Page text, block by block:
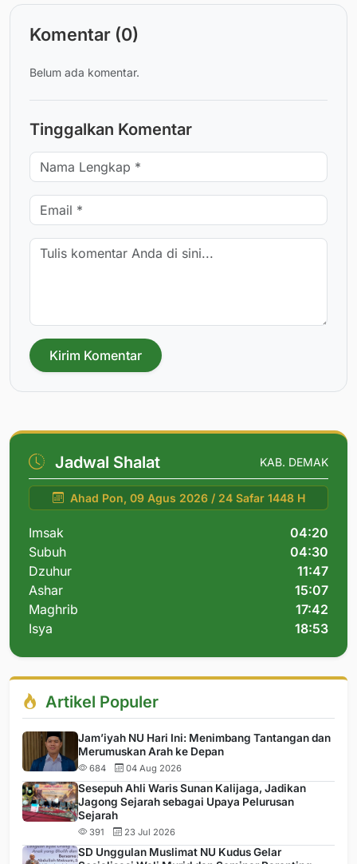
Komentar (0)
Belum ada komentar.
Tinggalkan Komentar
Kirim Komentar
Jadwal Shalat KAB. DEMAK
Ahad Pon, 09 Agus 2026 / 24 Safar 1448 H
Imsak
04:20
Subuh
04:30
Dzuhur
11:47
Ashar
15:07
Maghrib
17:42
Isya
18:53
Artikel Populer
Jam’iyah NU Hari Ini: Menimbang Tantangan dan
Merumuskan Arah ke Depan
684 04 Aug 2026
Sesepuh Ahli Waris Sunan Kalijaga, Jadikan
Jagong Sejarah sebagai Upaya Pelurusan
Sejarah
391 23 Jul 2026
SD Unggulan Muslimat NU Kudus Gelar